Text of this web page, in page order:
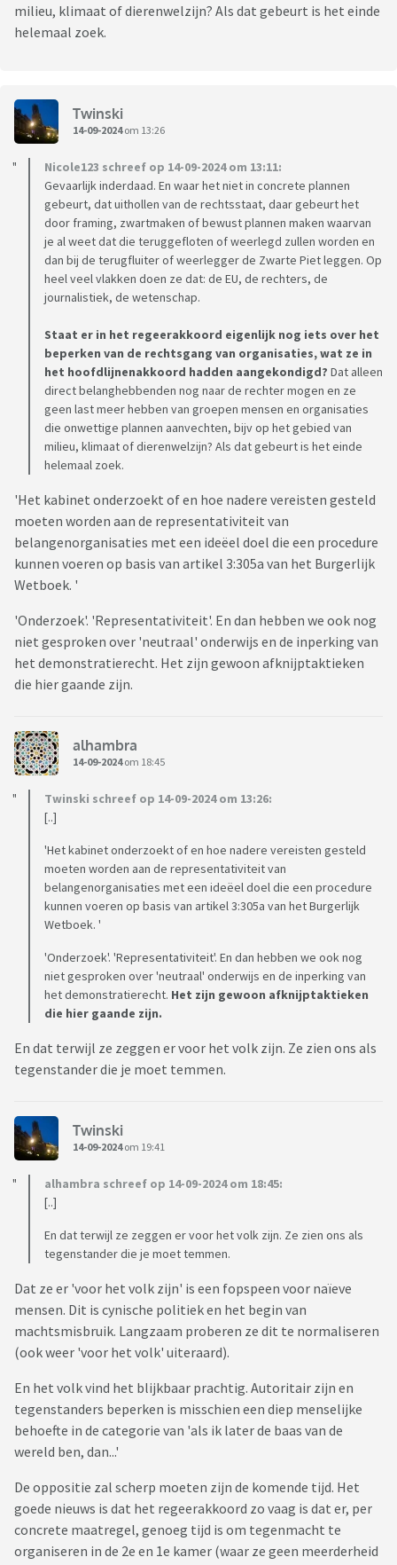
milieu, klimaat of dierenwelzijn? Als dat gebeurt is het einde
helemaal zoek.
Twinski
14-09-2024om 13:26
Nicole123 schreef op 14-09-2024 om 13:11:
Gevaarlijk inderdaad. En waar het niet in concrete plannen
gebeurt, dat uithollen van de rechtsstaat, daar gebeurt het
door framing, zwartmaken of bewust plannen maken waarvan
je al weet dat die teruggefloten of weerlegd zullen worden en
dan bij de terugfluiter of weerlegger de Zwarte Piet leggen. Op
heel veel vlakken doen ze dat: de EU, de rechters, de
journalistiek, de wetenschap.
Staat er in het regeerakkoord eigenlijk nog iets over het
beperken van de rechtsgang van organisaties, wat ze in
het hoofdlijnenakkoord hadden aangekondigd? Dat alleen
direct belanghebbenden nog naar de rechter mogen en ze
geen last meer hebben van groepen mensen en organisaties
die onwettige plannen aanvechten, bijv op het gebied van
milieu, klimaat of dierenwelzijn? Als dat gebeurt is het einde
helemaal zoek.
'Het kabinet onderzoekt of en hoe nadere vereisten gesteld
moeten worden aan de representativiteit van
belangenorganisaties met een ideëel doel die een procedure
kunnen voeren op basis van artikel 3:305a van het Burgerlijk
Wetboek. '
'Onderzoek'. 'Representativiteit'. En dan hebben we ook nog
niet gesproken over 'neutraal' onderwijs en de inperking van
het demonstratierecht. Het zijn gewoon afknijptaktieken
die hier gaande zijn.
alhambra
14-09-2024om 18:45
Twinski schreef op 14-09-2024 om 13:26:
[..]
'Het kabinet onderzoekt of en hoe nadere vereisten gesteld
moeten worden aan de representativiteit van
belangenorganisaties met een ideëel doel die een procedure
kunnen voeren op basis van artikel 3:305a van het Burgerlijk
Wetboek. '
'Onderzoek'. 'Representativiteit'. En dan hebben we ook nog
niet gesproken over 'neutraal' onderwijs en de inperking van
het demonstratierecht. Het zijn gewoon afknijptaktieken
die hier gaande zijn.
En dat terwijl ze zeggen er voor het volk zijn. Ze zien ons als
tegenstander die je moet temmen.
Twinski
14-09-2024om 19:41
alhambra schreef op 14-09-2024 om 18:45:
[..]
En dat terwijl ze zeggen er voor het volk zijn. Ze zien ons als
tegenstander die je moet temmen.
Dat ze er 'voor het volk zijn' is een fopspeen voor naïeve
mensen. Dit is cynische politiek en het begin van
machtsmisbruik. Langzaam proberen ze dit te normaliseren
(ook weer 'voor het volk' uiteraard).
En het volk vind het blijkbaar prachtig. Autoritair zijn en
tegenstanders beperken is misschien een diep menselijke
behoefte in de categorie van 'als ik later de baas van de
wereld ben, dan...'
De oppositie zal scherp moeten zijn de komende tijd. Het
goede nieuws is dat het regeerakkoord zo vaag is dat er, per
concrete maatregel, genoeg tijd is om tegenmacht te
organiseren in de 2e en 1e kamer (waar ze geen meerderheid